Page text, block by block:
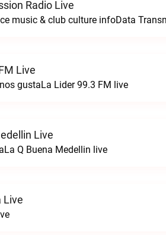
Radio Live
Live
gustaLa Lider 99.3 FM live
Live
Q Buena Medellin live
Live